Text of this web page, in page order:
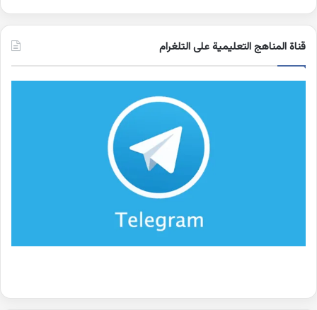
قناة المناهج التعليمية على التلغرام